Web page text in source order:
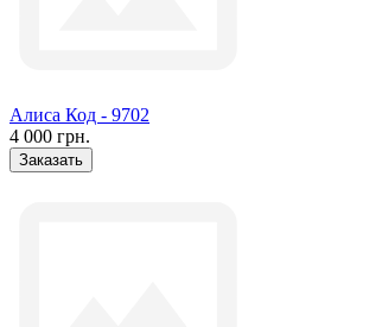
Алиса Код - 9702
4 000 грн.
Заказать